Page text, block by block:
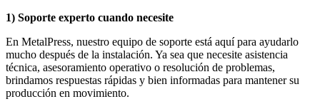
1) Soporte experto cuando necesite
En MetalPress, nuestro equipo de soporte está aquí para ayudarlo
mucho después de la instalación. Ya sea que necesite asistencia
técnica, asesoramiento operativo o resolución de problemas,
brindamos respuestas rápidas y bien informadas para mantener su
producción en movimiento.